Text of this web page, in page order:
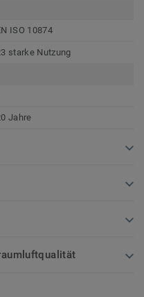
ISO 10874
starke Nutzung
Jahre